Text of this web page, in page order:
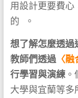
用設計更要費心
的 。
想了解怎麼透過
教師們透過〈融
行學習與演練。
大學與宜蘭等多